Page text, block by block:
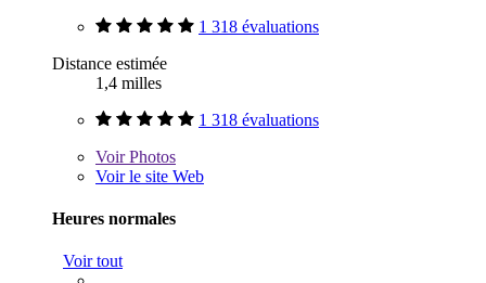
1 318 évaluations
Distance estimée
1,4 milles
1 318 évaluations
VoirPhotos
Voir le site Web
Heures normales
Voir tout